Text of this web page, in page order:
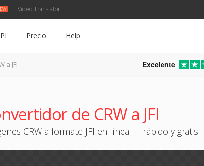
Video Translator
Precio Help
a JFI Excelente
de CRW a JFI
CRW a formato JFI en línea — rápido y gratis